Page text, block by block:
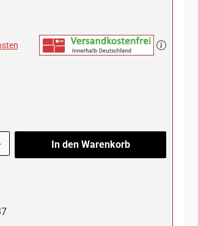
In den Warenkorb